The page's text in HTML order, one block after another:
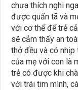
chưa thích nghi
được quấn tã và
với cơ thể để trẻ
sẽ cảm thấy an
thở đều và có
của mẹ với con là
trẻ có được khi
với trái tim mình,